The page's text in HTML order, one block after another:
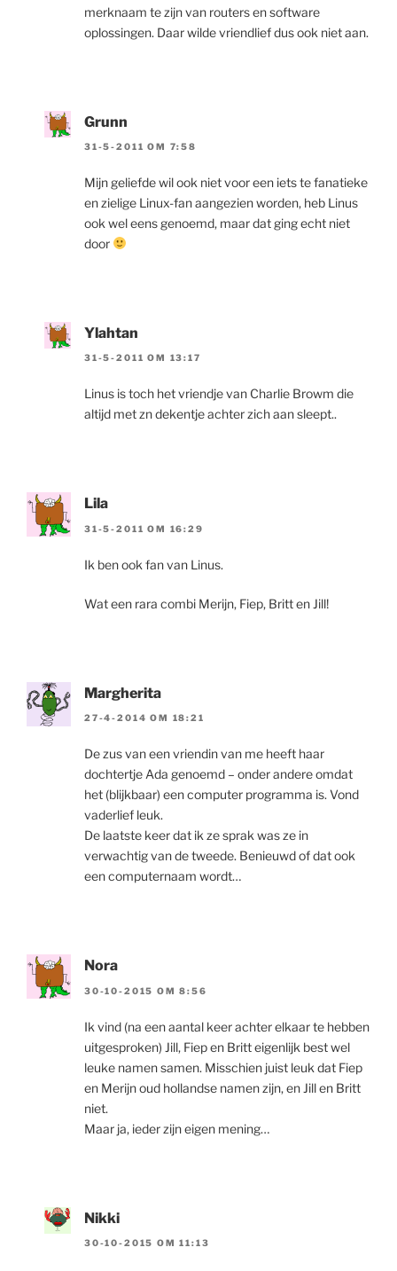
merknaam te zijn van routers en software
oplossingen. Daar wilde vriendlief dus ook niet aan.
Grunn
31-5-2011 OM 7:58
Mijn geliefde wil ook niet voor een iets te fanatieke
en zielige Linux-fan aangezien worden, heb Linus
ook wel eens genoemd, maar dat ging echt niet
door
Ylahtan
31-5-2011 OM 13:17
Linus is toch het vriendje van Charlie Browm die
altijd met zn dekentje achter zich aan sleept..
Lila
31-5-2011 OM 16:29
Ik ben ook fan van Linus.
Wat een rara combi Merijn, Fiep, Britt en Jill!
Margherita
27-4-2014 OM 18:21
De zus van een vriendin van me heeft haar
dochtertje Ada genoemd – onder andere omdat
het (blijkbaar) een computer programma is. Vond
vaderlief leuk.
De laatste keer dat ik ze sprak was ze in
verwachtig van de tweede. Benieuwd of dat ook
een computernaam wordt…
Nora
30-10-2015 OM 8:56
Ik vind (na een aantal keer achter elkaar te hebben
uitgesproken) Jill, Fiep en Britt eigenlijk best wel
leuke namen samen. Misschien juist leuk dat Fiep
en Merijn oud hollandse namen zijn, en Jill en Britt
niet.
Maar ja, ieder zijn eigen mening…
Nikki
30-10-2015 OM 11:13